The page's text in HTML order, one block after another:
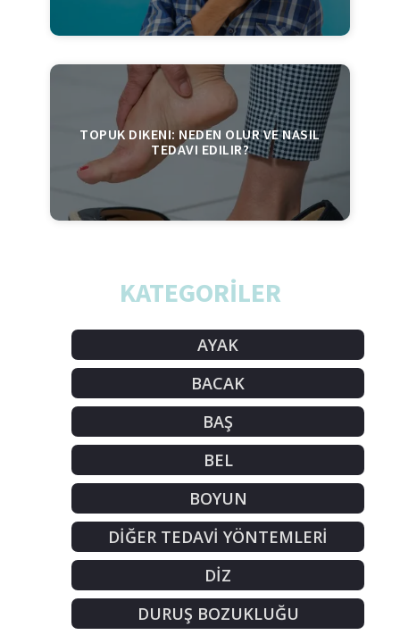
TOPUK DIKENI: NEDEN OLUR VE NASIL
TEDAVI EDILIR?
KATEGORİLER
AYAK
BACAK
BAŞ
BEL
BOYUN
DİĞER TEDAVİ YÖNTEMLERİ
DİZ
DURUŞ BOZUKLUĞU